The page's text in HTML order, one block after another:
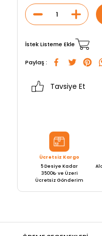
İstek Listeme Ekle
Paylaş :
Tavsiye Et
Ücretsiz Kargo
5 Desiye Kadar
3500₺ ve Üzeri
Ücretsiz Gönderim